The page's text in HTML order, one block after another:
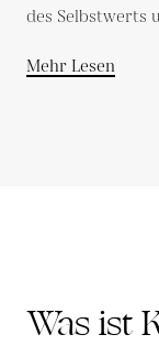
des Selbstwerts
Mehr Lesen
Was ist